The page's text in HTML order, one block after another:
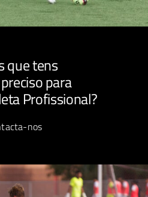
que tens
para
Profissional?
nos